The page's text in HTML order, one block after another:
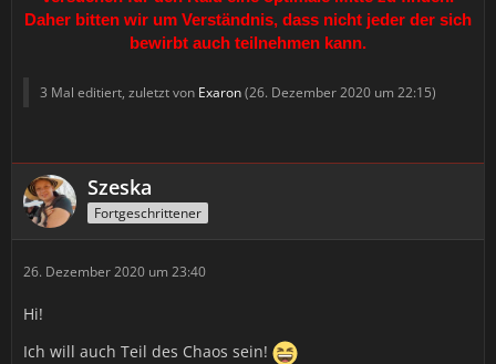
Daher bitten wir um Verständnis, dass nicht jeder der sich
bewirbt auch teilnehmen kann.
3 Mal editiert, zuletzt von Exaron(26. Dezember 2020 um 22:15)
Szeska
Fortgeschrittener
26. Dezember 2020 um 23:40
Hi!
Ich will auch Teil des Chaos sein!